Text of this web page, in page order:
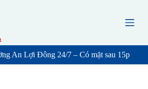
An Lợi Đông 24/7 – Có mặt sau 15p